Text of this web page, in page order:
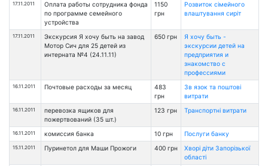
17.11.2011
Оплата работы сотрудника фонда
по программе семейного
устройства
1150
грн
Розвиток сімейного
влаштування сиріт
17.11.2011
Экскурсия Я хочу быть на завод
Мотор Сич для 25 детей из
интерната №4 (24.11.11)
650 грн
Я хочу быть -
экскурсии детей на
предприятия и
знакомство с
профессиями
16.11.2011 Почтовые расходы за месяц
483
грн
Зв язок та поштові
витрати
16.11.2011
перевозка ящиков для
пожертвований (35 шт.)
123 грн Транспортні витрати
16.11.2011 комиссия банка 10 грн Послуги банку
15.11.2011 Пуринетол для Маши Прожоги 400 грн
Хворі діти Запорізької
області